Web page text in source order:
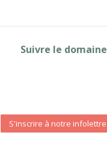
Suivre le domaine
S'inscrire à notre infolettre